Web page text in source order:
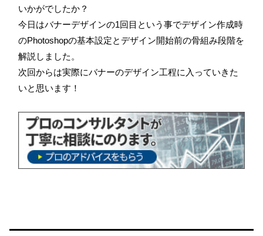
いかがでしたか？
今日はバナーデザインの1回目という事でデザイン作成時
のPhotoshopの基本設定とデザイン開始前の骨組み段階を
解説しました。
次回からは実際にバナーのデザイン工程に入っていきた
いと思います！